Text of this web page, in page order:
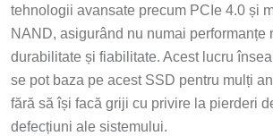
tehnologii avansate precum PCIe 4.0 și
NAND, asigurând nu numai performanțe
durabilitate și fiabilitate. Acest lucru
se pot baza pe acest SSD pentru mulți
fără să își facă griji cu privire la pierderi
defecțiuni ale sistemului.